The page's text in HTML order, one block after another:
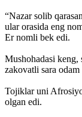
“Nazar solib
ular orasida eng
Er nomli bek edi.
Mushohadasi keng,
zakovatli sara odam
Tojiklar uni
olgan edi.